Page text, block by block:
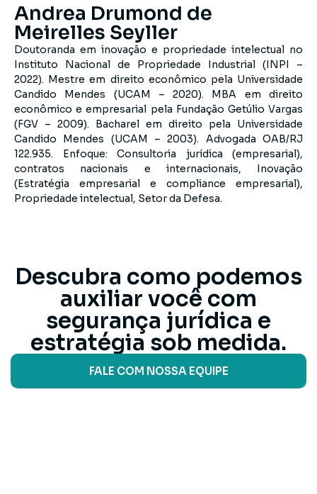
Andrea Drumond de
Meirelles Seyller ​
Doutoranda em inovação e propriedade intelectual no
Instituto Nacional de Propriedade Industrial (INPI –
2022). Mestre em direito econômico pela Universidade
Candido Mendes (UCAM – 2020). MBA em direito
econômico e empresarial pela Fundação Getúlio Vargas
(FGV – 2009). Bacharel em direito pela Universidade
Candido Mendes (UCAM – 2003). Advogada OAB/RJ
122.935. Enfoque: Consultoria jurídica (empresarial),
contratos nacionais e internacionais, Inovação
(Estratégia empresarial e compliance empresarial),
Propriedade intelectual, Setor da Defesa.
Descubra como podemos
auxiliar você com
segurança jurídica e
estratégia sob medida.
FALE COM NOSSA EQUIPE